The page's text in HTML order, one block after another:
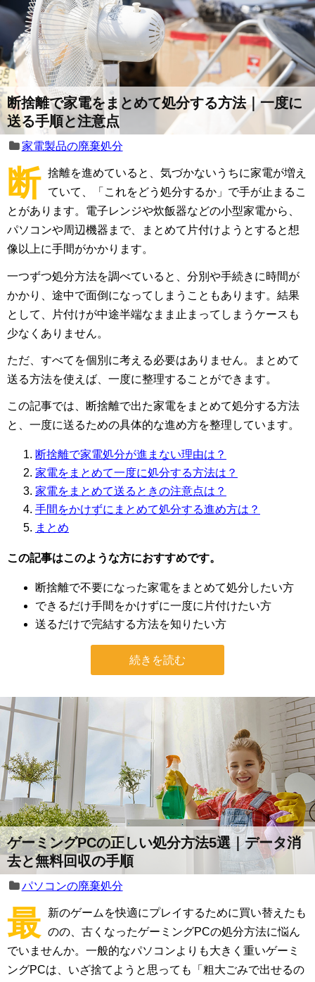
断捨離で家電をまとめて処分する方法｜一度に
送る手順と注意点
家電製品の廃棄処分
断 捨離を進めていると、気づかないうちに家電が増え
ていて、「これをどう処分するか」で手が止まるこ
とがあります。電子レンジや炊飯器などの小型家電から、
パソコンや周辺機器まで、まとめて片付けようとすると想
像以上に手間がかかります。
一つずつ処分方法を調べていると、分別や手続きに時間が
かかり、途中で面倒になってしまうこともあります。結果
として、片付けが中途半端なまま止まってしまうケースも
少なくありません。
ただ、すべてを個別に考える必要はありません。まとめて
送る方法を使えば、一度に整理することができます。
この記事では、断捨離で出た家電をまとめて処分する方法
と、一度に送るための具体的な進め方を整理しています。
断捨離で家電処分が進まない理由は？
家電をまとめて一度に処分する方法は？
家電をまとめて送るときの注意点は？
手間をかけずにまとめて処分する進め方は？
まとめ
この記事はこのような方におすすめです。
断捨離で不要になった家電をまとめて処分したい方
できるだけ手間をかけずに一度に片付けたい方
送るだけで完結する方法を知りたい方
続きを読む
ゲーミングPCの正しい処分方法5選｜データ消
去と無料回収の手順
パソコンの廃棄処分
最
新のゲームを快適にプレイするために買い替えたも
のの、古くなったゲーミングPCの処分方法に悩ん
でいませんか。一般的なパソコンよりも大きく重いゲーミ
ングPCは、いざ捨てようと思っても「粗大ごみで出せるの